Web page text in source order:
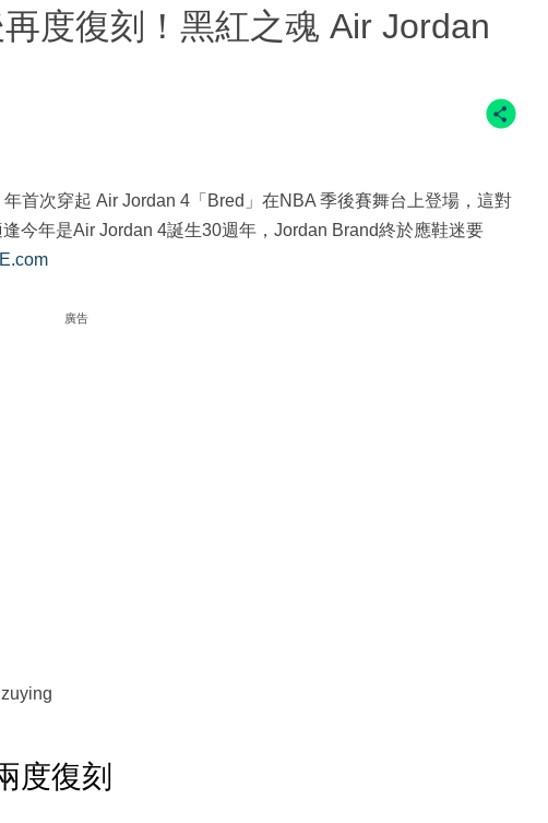
再度復刻！黑紅之魂 Air Jordan
首次穿起 Air Jordan 4「Bred」在NBA 季後賽舞台上登場，這對
今年是Air Jordan 4誕生30週年，Jordan Brand終於應鞋迷要
廣告
度復刻